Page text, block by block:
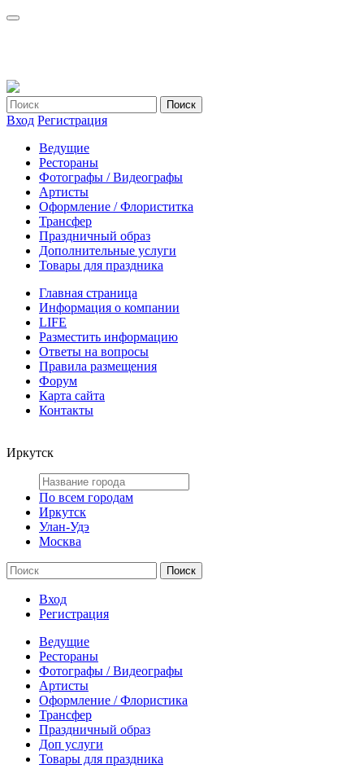
Вход Регистрация
Ведущие
Рестораны
Фотографы / Видеографы
Артисты
Оформление / Флориститка
Трансфер
Праздничный образ
Дополнительные услуги
Товары для праздника
Главная страница
Информация о компании
LIFE
Разместить информацию
Ответы на вопросы
Правила размещения
Форум
Карта сайта
Контакты
Иркутск
По всем городам
Иркутск
Улан-Удэ
Москва
Вход
Регистрация
Ведущие
Рестораны
Фотографы / Видеографы
Артисты
Оформление / Флористика
Трансфер
Праздничный образ
Доп услуги
Товары для праздника